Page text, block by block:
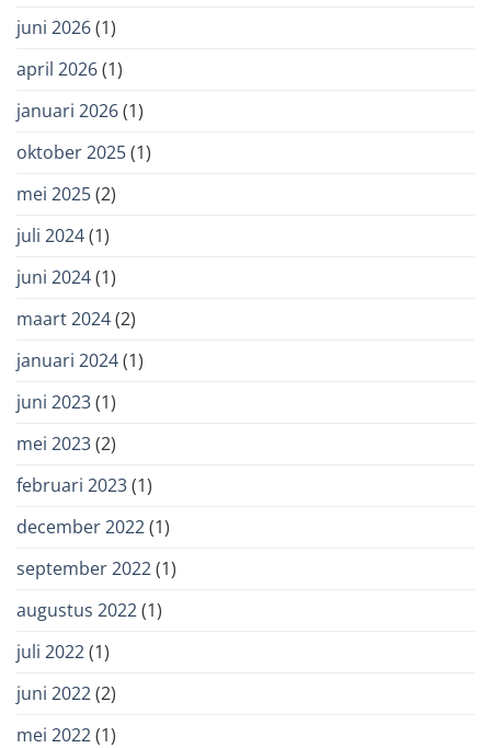
juni 2026(1)
april 2026(1)
januari 2026(1)
oktober 2025(1)
mei 2025(2)
juli 2024(1)
juni 2024(1)
maart 2024(2)
januari 2024(1)
juni 2023(1)
mei 2023(2)
februari 2023(1)
december 2022(1)
september 2022(1)
augustus 2022(1)
juli 2022(1)
juni 2022(2)
mei 2022(1)